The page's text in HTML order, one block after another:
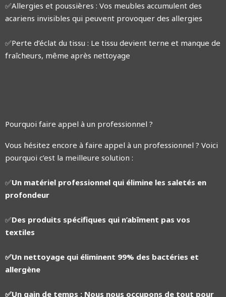
✅Allergies et poussières : Vos meubles accumulent des
acariens invisibles qui peuvent provoquer des allergies
✅Perte d’éclat du tissu : Le tissu devient terne et manque de
fraîcheurs, même après nettoyage
Pourquoi faire appel à un professionnel ?
Vous hésitez encore à faire appel à un professionnel ? Voici
pourquoi c’est la meilleure solution :
✅Un matériel professionnel qui élimine les saletés en
profondeur
✅Des produits spécifiques qui n’abîment pas vos
textiles
✅Un nettoyage qui éliminent 99% des bactéries et
allergène
✅Un gain de temps : Nous nous occupons de tout pour